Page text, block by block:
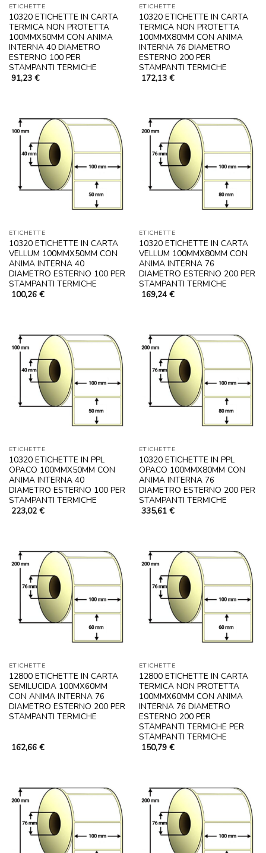
ETICHETTE
10320 ETICHETTE IN CARTA
TERMICA NON PROTETTA
100MMX50MM CON ANIMA
INTERNA 40 DIAMETRO
ESTERNO 100 PER
STAMPANTI TERMICHE
91,23 €
ETICHETTE
10320 ETICHETTE IN CARTA
TERMICA NON PROTETTA
100MMX80MM CON ANIMA
INTERNA 76 DIAMETRO
ESTERNO 200 PER
STAMPANTI TERMICHE
172,13 €
ETICHETTE
10320 ETICHETTE IN CARTA
VELLUM 100MMX50MM CON
ANIMA INTERNA 40
DIAMETRO ESTERNO 100 PER
STAMPANTI TERMICHE
100,26 €
ETICHETTE
10320 ETICHETTE IN CARTA
VELLUM 100MMX80MM CON
ANIMA INTERNA 76
DIAMETRO ESTERNO 200 PER
STAMPANTI TERMICHE
169,24 €
ETICHETTE
10320 ETICHETTE IN PPL
OPACO 100MMX50MM CON
ANIMA INTERNA 40
DIAMETRO ESTERNO 100 PER
STAMPANTI TERMICHE
223,02 €
ETICHETTE
10320 ETICHETTE IN PPL
OPACO 100MMX80MM CON
ANIMA INTERNA 76
DIAMETRO ESTERNO 200 PER
STAMPANTI TERMICHE
335,61 €
ETICHETTE
12800 ETICHETTE IN CARTA
SEMILUCIDA 100MX60MM
CON ANIMA INTERNA 76
DIAMETRO ESTERNO 200 PER
STAMPANTI TERMICHE
162,66 €
ETICHETTE
12800 ETICHETTE IN CARTA
TERMICA NON PROTETTA
100MMX60MM CON ANIMA
INTERNA 76 DIAMETRO
ESTERNO 200 PER
STAMPANTI TERMICHE PER
STAMPANTI TERMICHE
150,79 €